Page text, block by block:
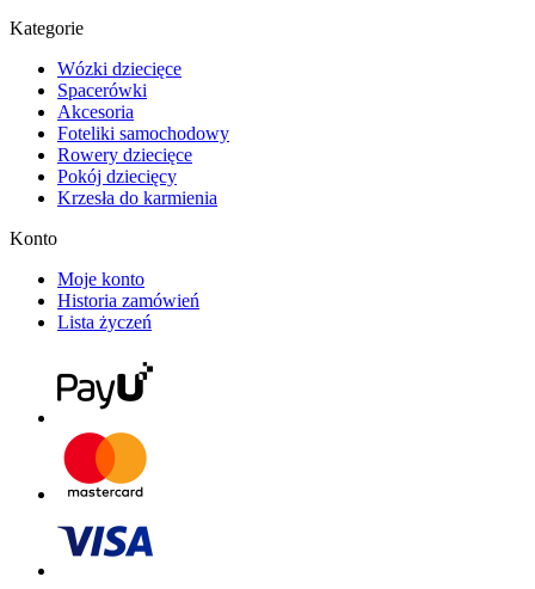
Kategorie
Wózki dziecięce
Spacerówki
Akcesoria
Foteliki samochodowy
Rowery dziecięce
Pokój dziecięcy
Krzesła do karmienia
Konto
Moje konto
Historia zamówień
Lista życzeń